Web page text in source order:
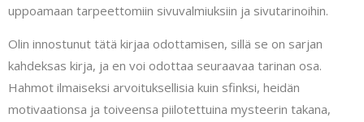
uppoamaan tarpeettomiin sivuvalmiuksiin ja sivutarinoihin.
Olin innostunut tätä kirjaa odottamisen, sillä se on sarjan
kahdeksas kirja, ja en voi odottaa seuraavaa tarinan osa.
Hahmot ilmaiseksi arvoituksellisia kuin sfinksi, heidän
motivaationsa ja toiveensa piilotettuina mysteerin takana,